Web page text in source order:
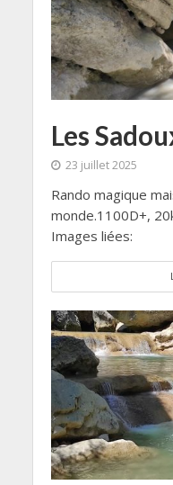
Les
23 juillet 2025
Rando magique
monde.1100D+,
Images liées: